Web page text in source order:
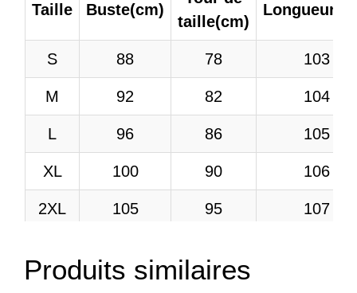
Taille Buste(cm)
taille(cm)
S 88 78 103
M 92 82 104
L 96 86 105
XL 100 90 106
2XL 105 95 107
4XL 115 105
Produits similaires